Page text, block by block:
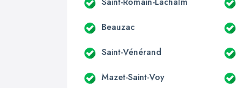
Beauzac
Saint-Vénérand
Mazet-Saint-Voy